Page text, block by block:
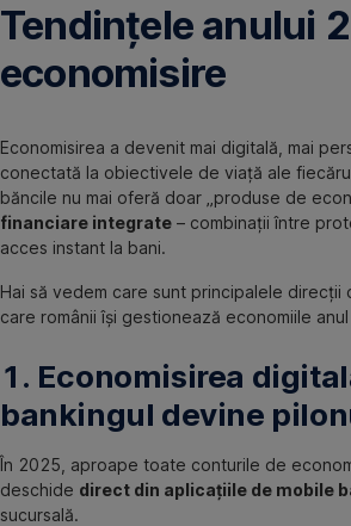
Tendințele anului
economisire
Economisirea a devenit mai digitală, mai
conectată la obiectivele de viață ale
băncile nu mai oferă doar „produse de
financiare integrate – combinații între
acces instant la bani.
Hai să vedem care sunt principalele direcții
care românii își gestionează economiile
1. Economisirea
bankingul devine
În 2025, aproape toate conturile de
deschide direct din aplicațiile de mobile
sucursală.